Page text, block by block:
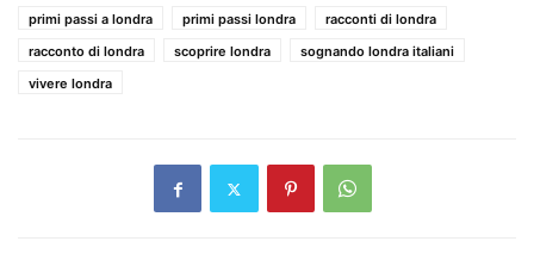
primi passi a londra
primi passi londra
racconti di londra
racconto di londra
scoprire londra
sognando londra italiani
vivere londra